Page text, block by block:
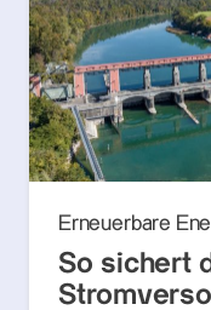
Erneuerbare
So sichert